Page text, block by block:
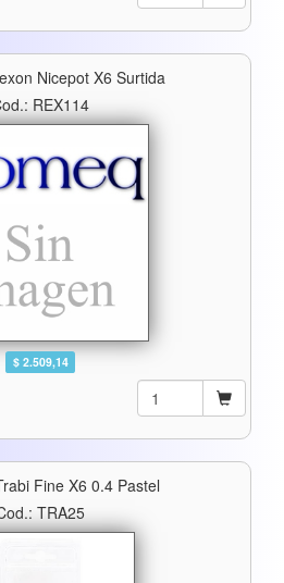
Nicepot X6 Surtida
REX114
$ 2.509,14
Fine X6 0.4 Pastel
TRA25